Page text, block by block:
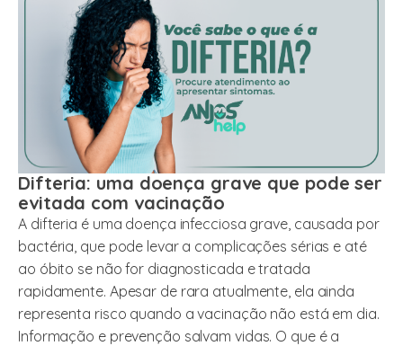
Difteria: uma doença grave que pode ser
evitada com vacinação
A difteria é uma doença infecciosa grave, causada por
bactéria, que pode levar a complicações sérias e até
ao óbito se não for diagnosticada e tratada
rapidamente. Apesar de rara atualmente, ela ainda
representa risco quando a vacinação não está em dia.
Informação e prevenção salvam vidas. O que é a